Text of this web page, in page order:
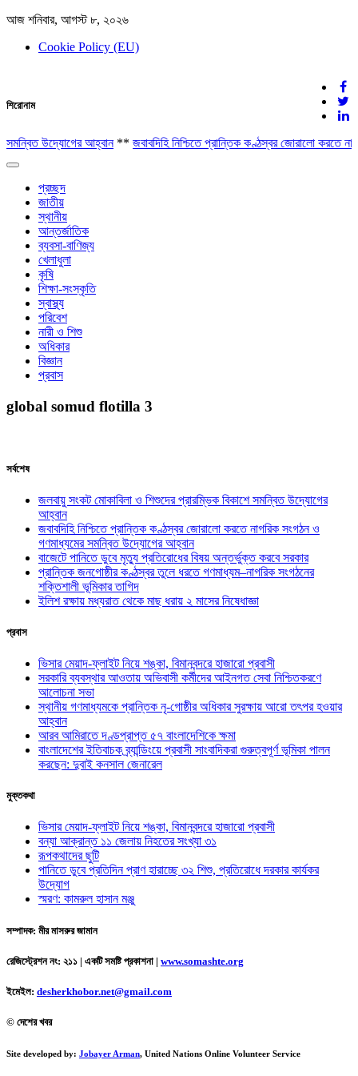
আজ শনিবার, আগস্ট ৮, ২০২৬
Cookie Policy (EU)
দেশের খবর
যুক্ত থাকুন দেশের সঙ্গে
শিরোনাম
সমন্বিত উদ্যোগের আহ্বান**জবাবদিহি নিশ্চিতে প্রান্তিক কণ্ঠস্বর জোরালো করতে
Toggle
navigation
প্রচ্ছদ
জাতীয়
স্থানীয়
আন্তর্জাতিক
ব্যবসা-বাণিজ্য
খেলাধুলা
কৃষি
শিক্ষা-সংস্কৃতি
স্বাস্থ্য
পরিবেশ
নারী ও শিশু
অধিকার
বিজ্ঞান
প্রবাস
global somud flotilla 3
সর্বশেষ
জলবায়ু সংকট মোকাবিলা ও শিশুদের প্রারম্ভিক বিকাশে সমন্বিত উদ্যোগের
আহ্বান
জবাবদিহি নিশ্চিতে প্রান্তিক কণ্ঠস্বর জোরালো করতে নাগরিক সংগঠন ও
গণমাধ্যমের সমন্বিত উদ্যোগের আহ্বান
বাজেটে পানিতে ডুবে মৃত্যু প্রতিরোধের বিষয় অন্তর্ভুক্ত করবে সরকার
প্রান্তিক জনগোষ্ঠীর কণ্ঠস্বর তুলে ধরতে গণমাধ্যম–নাগরিক সংগঠনের
শক্তিশালী ভূমিকার তাগিদ
ইলিশ রক্ষায় মধ্যরাত থেকে মাছ ধরায় ২ মাসের নিষেধাজ্ঞা
প্রবাস
ভিসার মেয়াদ-ফ্লাইট নিয়ে শঙ্কা, বিমানবন্দরে হাজারো প্রবাসী
সরকারি ব্যবস্থার আওতায় অভিবাসী কর্মীদের আইনগত সেবা নিশ্চিতকরণে
আলোচনা সভা
স্থানীয় গণমাধ্যমকে প্রান্তিক নৃ-গোষ্ঠীর অধিকার সুরক্ষায় আরো তৎপর হওয়ার
আহ্বান
আরব আমিরাতে দণ্ডপ্রাপ্ত ৫৭ বাংলাদেশিকে ক্ষমা
বাংলাদেশের ইতিবাচক ব্র্যান্ডিংয়ে প্রবাসী সাংবাদিকরা গুরুত্বপূর্ণ ভূমিকা পালন
করছেন: দুবাই কনসাল জেনারেল
মুক্তকথা
ভিসার মেয়াদ-ফ্লাইট নিয়ে শঙ্কা, বিমানবন্দরে হাজারো প্রবাসী
বন্যা আক্রান্ত ১১ জেলায় নিহতের সংখ্যা ৩১
রূপকথাদের ছুটি
পানিতে ডুবে প্রতিদিন প্রাণ হারাচ্ছে ৩২ শিশু, প্রতিরোধে দরকার কার্যকর
উদ্যোগ
স্মরণ: কামরুল হাসান মঞ্জু
সম্পাদক: মীর মাসরুর জামান
রেজিস্ট্রেশন নং: ২১১ | একটি সমষ্টি প্রকাশনা | www.somashte.org
ইমেইল: desherkhobor.net@gmail.com
© দেশের খবর
Site developed by: Jobayer Arman, United Nations Online Volunteer Service